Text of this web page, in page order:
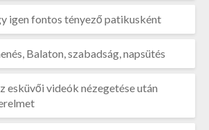
igen fontos tényező patikusként
Balaton, szabadság, napsütés
esküvői videók nézegetése után